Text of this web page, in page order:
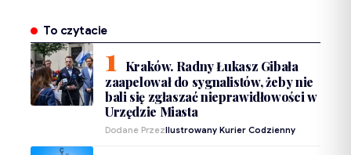
To czytacie
Kraków. Radny Łukasz Gibała
zaapelował do sygnalistów, żeby nie
bali się zgłaszać nieprawidłowości w
Urzędzie Miasta
Dodane PrzezIlustrowany Kurier Codzienny